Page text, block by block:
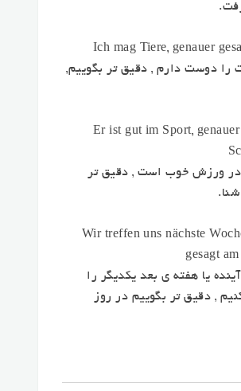
Ich mag Tiere, genauer
را دوست دارم , دقیق تر بگوییم,
Er ist gut im Sport,
در ورزش خوب است , دقیق تر
Wir treffen uns nächste
gesagtam
یا هفته ی بعد یکدیگر را
, دقیق تر بگوییم در روز